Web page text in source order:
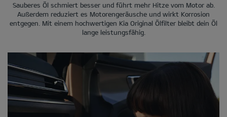
Sauberes Öl schmiert besser und führt mehr Hitze vom Motor ab.
Außerdem reduziert es Motorengeräusche und wirkt Korrosion
entgegen. Mit einem hochwertigen Kia Original Ölfilter bleibt dein Öl
lange leistungsfähig.